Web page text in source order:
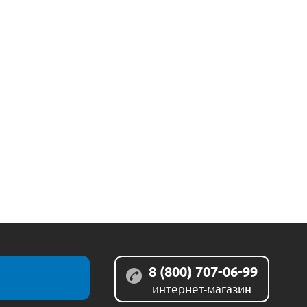
8 (800) 707-06-99
интернет-магазин